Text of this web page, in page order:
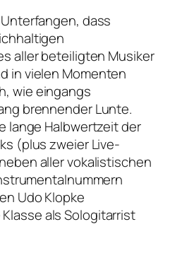
dass
aller beteiligten Musiker
in vielen Momenten
wie eingangs
brennender Lunte.
lange Halbwertzeit der
(plus zweier Live-
aller vokalistischen
Udo Klopke
als Sologitarrist